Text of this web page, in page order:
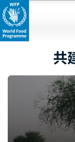
共